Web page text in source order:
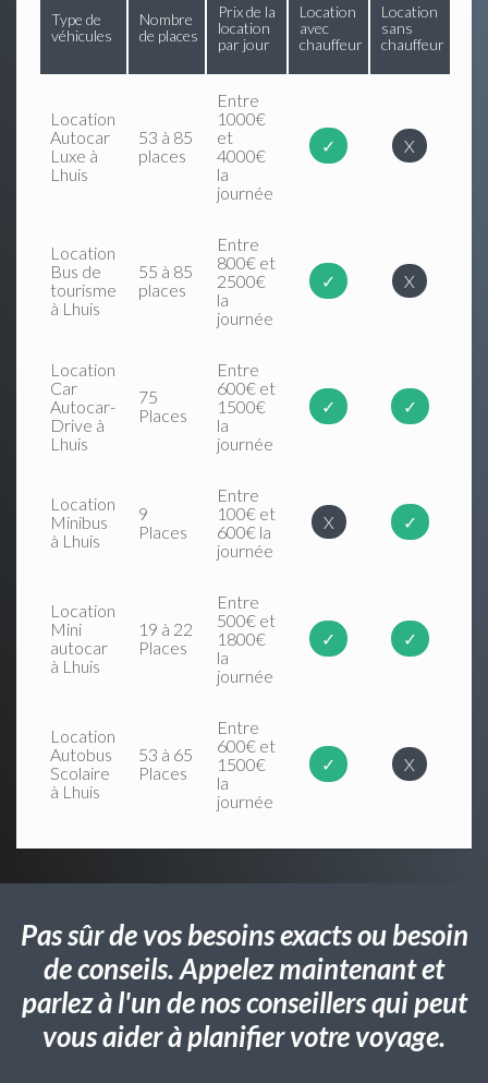
Type de
véhicules
Nombre
de places
Prix de la
location
par jour
Location
avec
chauffeur
Location
sans
chauffeur
Location
Autocar
Luxe à
Lhuis
53 à 85
places
Entre
1000€
et
4000€
la
journée
✓ X
Location
Bus de
tourisme
à Lhuis
55 à 85
places
Entre
800€ et
2500€
la
journée
✓ X
Location
Car
Autocar-
Drive à
Lhuis
75
Places
Entre
600€ et
1500€
la
journée
✓ ✓
Location
Minibus
à Lhuis
9
Places
Entre
100€ et
600€ la
journée
X ✓
Location
Mini
autocar
à Lhuis
19 à 22
Places
Entre
500€ et
1800€
la
journée
✓ ✓
Location
Autobus
Scolaire
à Lhuis
53 à 65
Places
Entre
600€ et
1500€
la
journée
✓ X
Pas sûr de vos besoins exacts ou besoin
de conseils. Appelez maintenant et
parlez à l'un de nos conseillers qui peut
vous aider à planifier votre voyage.